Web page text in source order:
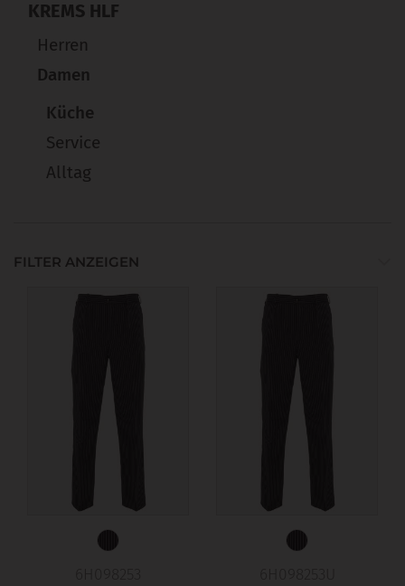
KREMS HLF
Herren
Damen
Küche
Service
Alltag
FILTER ANZEIGEN